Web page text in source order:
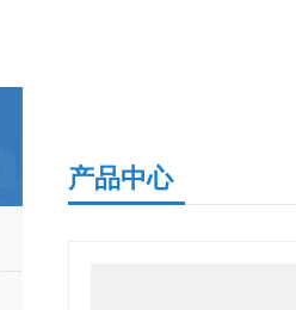
产品中心